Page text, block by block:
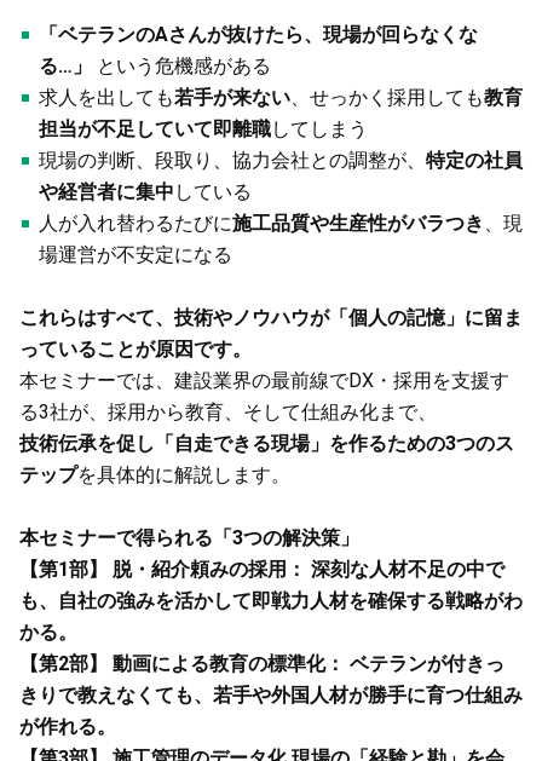
「ベテランのAさんが抜けたら、現場が回らなくな
る…」
という危機感がある
求人を出しても若手が来ない、せっかく採用しても教育
担当が不足していて即離職してしまう
現場の判断、段取り、協力会社との調整が、 特定の社員
や経営者に集中 している
人が入れ替わるたびに施工品質や生産性がバラつき 、現
場運営が不安定になる
これらはすべて、技術やノウハウが「個人の記憶」に留ま
っていることが原因です。
本セミナーでは、建設業界の最前線でDX・採用を支援す
る3社が、採用から教育、そして仕組み化まで、
技術伝承を促し「自走できる現場」を作るための3つのス
テップを具体的に解説します。
本セミナーで得られる「3つの解決策」
【第1部】 脱・紹介頼みの採用： 深刻な人材不足の中で
も、自社の強みを活かして即戦力人材を確保する戦略がわ
かる。
【第2部】 動画による教育の標準化： ベテランが付きっ
きりで教えなくても、若手や外国人材が勝手に育つ仕組み
が作れる。